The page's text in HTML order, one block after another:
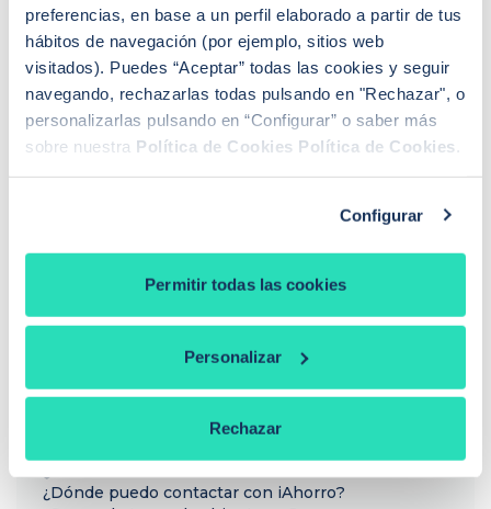
preferencias, en base a un perfil elaborado a partir de tus
hábitos de navegación (por ejemplo, sitios web
visitados). Puedes “Aceptar” todas las cookies y seguir
navegando, rechazarlas todas pulsando en "Rechazar", o
personalizarlas pulsando en “Configurar” o saber más
sobre nuestra Política de Cookies Política de Cookies
Configurar
Permitir todas las cookies
Personalizar
Rechazar
pasado 19 de junio. El banco nos ha «obligado» a coger un
seguro de vida de prima única de 6 años y estamos pensando
en acogernos al derecho de desistimiento antes de los 30 días.
Que represalias podríamos tener en el futuro con […]
Seguir leyendo +
PREGUNTAS FRECUENTES
¿Dónde puedo contactar con iAhorro?
Sandra Escudero Ruiz
¿Buscas hipoteca?
Te ayudo a conseguir las mejores condiciones para